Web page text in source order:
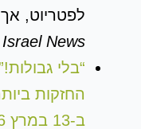
לפטריוט,
News
“בלי
החזקות